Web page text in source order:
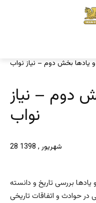
و یادها بخش دوم – نیاز نواب
دوم – نیاز
نواب
28 شهریور , 1398
بررسی تاریخ و دانسته
حوادث و اتفاقات تاریخی